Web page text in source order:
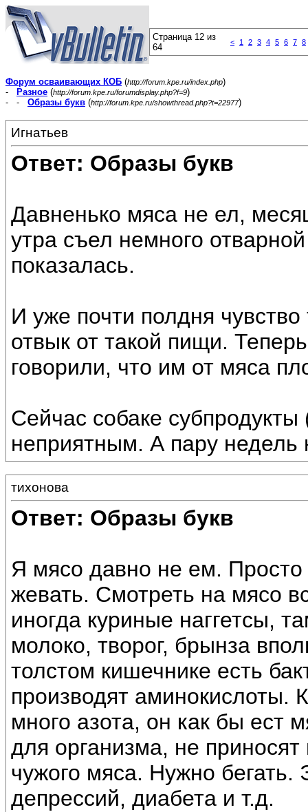
Страница 12 из
64
< 1 2 3 4 5 6 7 8
Форум осваивающих КОБ (http://forum.kpe.ru/index.php)
-
Разное (http://forum.kpe.ru/forumdisplay.php?f=9)
- - Образы букв (http://forum.kpe.ru/showthread.php?t=22977)
Игнатьев
Ответ: Образы букв
Давненько мяса не ел,
утра съел немного
показалась.
И уже почти полдня
отвык от такой пищи.
говорили, что им от мяса
Сейчас собаке
неприятным. А пару недель
тихонова
Ответ: Образы букв
Я мясо давно не ем. Просто
жевать. Смотреть на мясо
иногда куриные наггетсы,
молоко, творог, брынза
толстом кишечнике есть
производят аминокислоты.
много азота, он как бы ест
для организма, не
чужого мяса. Нужно бегать.
депрессий, диабета и т.д.